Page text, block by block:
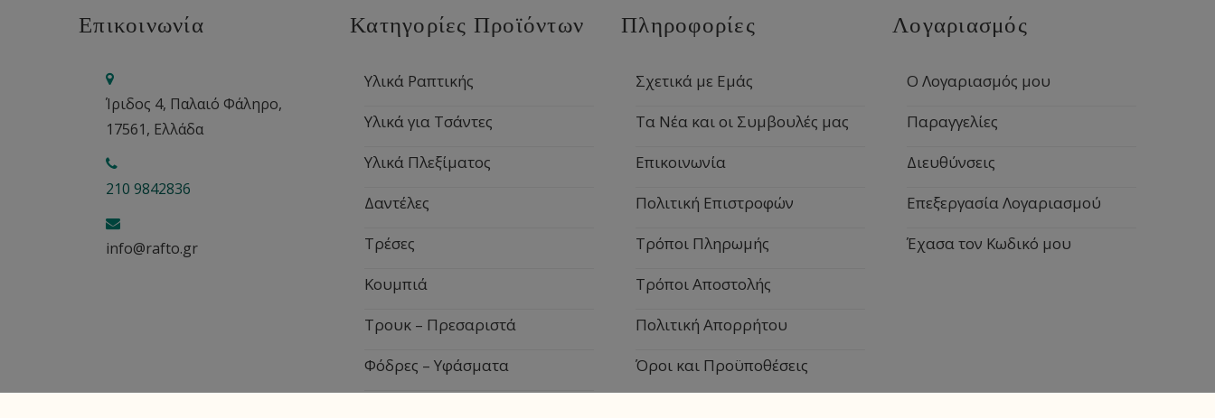
Επικοινωνία
Ίριδος 4, Παλαιό Φάληρο,
17561, Ελλάδα
210 9842836
info@rafto.gr
Κατηγορίες Προϊόντων
Υλικά Ραπτικής
Υλικά για Τσάντες
Υλικά Πλεξίματος
Δαντέλες
Τρέσες
Κουμπιά
Τρουκ – Πρεσαριστά
Φόδρες – Υφάσματα
Πληροφορίες
Σχετικά με Εμάς
Τα Νέα και οι Συμβουλές μας
Επικοινωνία
Πολιτική Επιστροφών
Τρόποι Πληρωμής
Τρόποι Αποστολής
Πολιτική Απορρήτου
Όροι και Προϋποθέσεις
Λογαριασμός
Ο Λογαριασμός μου
Παραγγελίες
Διευθύνσεις
Επεξεργασία Λογαριασμού
Έχασα τον Κωδικό μου